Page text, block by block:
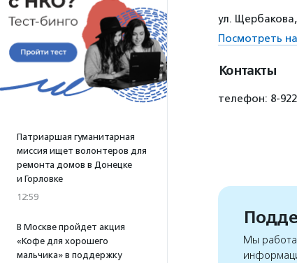
Патриаршая гуманитарная
миссия ищет волонтеров для
ремонта домов в Донецке
и Горловке
12:59
В Москве пройдет акция
«Кофе для хорошего
мальчика» в поддержку
ул.
Посмотреть
Контакты
телефон: 8-
Мы